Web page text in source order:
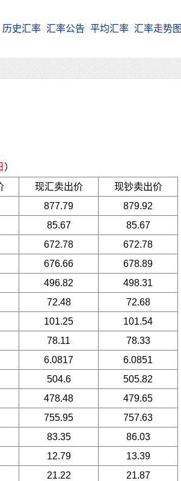
历史汇率 汇率公告 平均汇率 汇率走势图
）
现汇卖出价
现钞卖出价
877.79
879.92
85.67
85.67
672.78
672.78
676.66
678.89
496.82
498.31
72.48
72.68
101.25
101.54
78.11
78.33
6.0817
6.0851
504.6
505.82
478.48
479.65
755.95
757.63
83.35
86.03
12.79
13.39
21.22
21.87